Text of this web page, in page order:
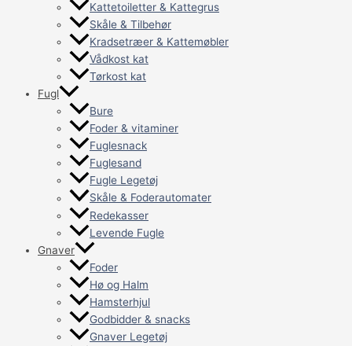
Kattetoiletter & Kattegrus
Skåle & Tilbehør
Kradsetræer & Kattemøbler
Vådkost kat
Tørkost kat
Fugl
Bure
Foder & vitaminer
Fuglesnack
Fuglesand
Fugle Legetøj
Skåle & Foderautomater
Redekasser
Levende Fugle
Gnaver
Foder
Hø og Halm
Hamsterhjul
Godbidder & snacks
Gnaver Legetøj